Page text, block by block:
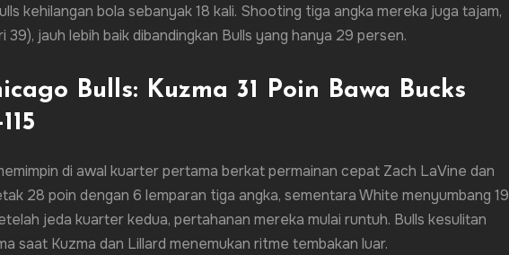
kehilangan bola sebanyak 18 kali. Shooting tiga angka mereka juga tajam,
39), jauh lebih baik dibandingkan Bulls yang hanya 29 persen.
Bulls: Kuzma 31 Poin Bawa Bucks
di awal kuarter pertama berkat permainan cepat Zach LaVine dan
28 poin dengan 6 lemparan tiga angka, sementara White menyumbang 19
jeda kuarter kedua, pertahanan mereka mulai runtuh. Bulls kesulitan
saat Kuzma dan Lillard menemukan ritme tembakan luar.